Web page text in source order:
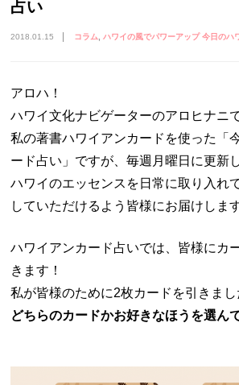
占い
2018.01.15 コラム ハワイの風でパワーアップ 今日のハ
アロハ！
ハワイ文化ナビゲーターのアロヒナニ
私の著書ハワイアンカードを使った「
ード占い」ですが、毎週月曜日に更新
ハワイのエッセンスを日常に取り入れ
していただけるよう皆様にお届けしま
ハワイアンカード占いでは、皆様にカ
きます！
私が皆様のために2枚カードを引きま
どちらのカードかお好きなほうを選ん